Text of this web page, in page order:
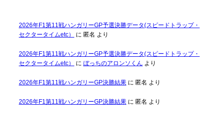
2026年F1第11戦ハンガリーGP予選決勝データ(スピードトラップ・
セクタータイムetc）
に 匿名 より
2026年F1第11戦ハンガリーGP予選決勝データ(スピードトラップ・
セクタータイムetc）
に ぼっちのアロンソくん より
2026年F1第11戦ハンガリーGP決勝結果に 匿名 より
2026年F1第11戦ハンガリーGP決勝結果に 匿名 より